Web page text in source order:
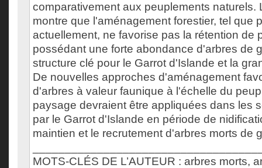
comparativement aux peuplements naturels.
montre que l'aménagement forestier, tel que
actuellement, ne favorise pas la rétention de
possédant une forte abondance d'arbres de
structure clé pour le Garrot d'Islande et la
De nouvelles approches d'aménagement
d'arbres à valeur faunique à l'échelle du
paysage devraient être appliquées dans les
par le Garrot d'Islande en période de
maintien et le recrutement d'arbres morts de
MOTS-CLÉS DE L’AUTEUR : arbres morts,